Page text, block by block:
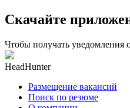
Скачайте
Чтобы получать уведомления
HeadHunter
Размещение вакансий
Поиск по резюме